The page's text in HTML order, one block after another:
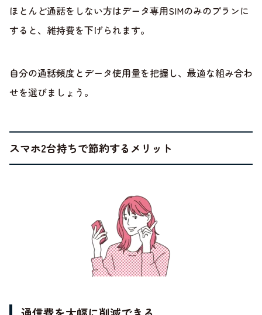
ほとんど通話をしない方はデータ専用SIMのみのプランに
すると、維持費を下げられます。
自分の通話頻度とデータ使用量を把握し、最適な組み合わ
せを選びましょう。
スマホ2台持ちで節約するメリット